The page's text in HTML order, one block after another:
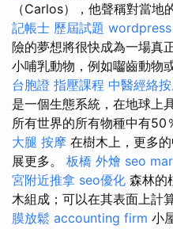
（Carlos），他聲稱對當地
記帳士 歷屆試題
險的夢想將很快成為一場真
小哺乳動物，例如囓齒動物
台胞證 指壓課程 中醫經絡
是一個生態系統，在地球上
所有世界的所有物種中有50
大腿 按摩 在樹木上，更多
展更多。 板橋 外燴 seo
宮附近推拿 seo優化 森林的
木組成；可以在其表面上計
膜放鬆 accounting firm 小